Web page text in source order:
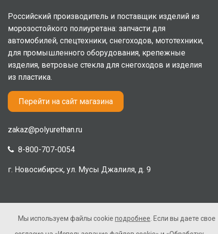
Российский производитель и поставщик изделий из
морозостойкого полиуретана: запчасти для
автомобилей, спецтехники, снегоходов, мототехники,
для промышленного оборудования, крепежные
изделия, ветровые стекла для снегоходов и изделия
из пластика.
Перейти на сайт магазина
zakaz@polyurethan.ru
8-800-707-0054
г. Новосибирск, ул. Мусы Джалиля, д. 9
2005-2026 © Полиуретан. Все права защищены. Не
Мы используем файлы cookie подробнее . Если вы даете свое